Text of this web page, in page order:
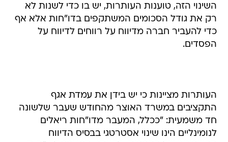
השינוי הזה, טוענות העותרות, יש בו כדי לשנות לא
רק את גודל הסכומים המשתקפים בדו"חות אלא אף
כדי להעביר חברה מדיווח על רווחים לדיווח על
הפסדים.
העותרות מציינות כי יש בידן את עמדת אגף
התקציבים במשרד האוצר מהחודש שעבר שלשונה
חד משמעית: "ככלל, המעבר מדו"חות ריאלים
לנומינליים הינו שינוי אסטרטגי בבסיס הדיווח